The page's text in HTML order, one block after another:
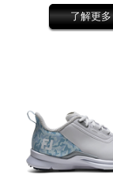
了解更多